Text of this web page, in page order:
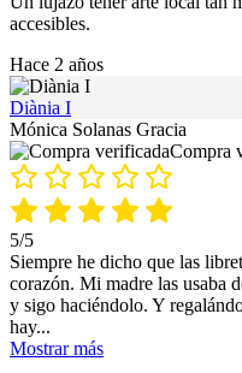
accesibles.
Hace 2 años
Diània I
Mónica Solanas Gracia
Compra
5/5
Siempre he dicho que las
corazón. Mi madre las usaba
y sigo haciéndolo. Y
hay...
Mostrar más